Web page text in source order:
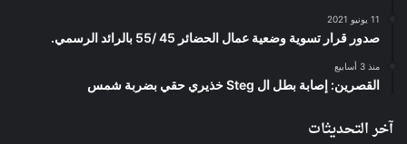
11 يونيو 2021
صدور قرار تسوية وضعية عمال الحضائر 45 /55 بالرائد الرسمي.
منذ 3 أسابيع
القصرين: إصابة بطل ال Steg خذيري حقي بضربة شمس
آخر التحديثات